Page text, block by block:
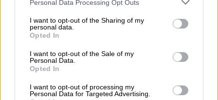
not limited to your visit or usage behaviour. You may click to
grant or deny consent to Google and its third-party tags to
use your data for below specified purposes in below Google
consent section.
Personal Data Processing Opt Outs
I want to opt-out of the Sharing of my
personal data.
Opted In
I want to opt-out of the Sale of my
Personal Data.
Opted In
I want to opt-out of processing my
Personal Data for Targeted Advertising.
Το FBI, το Γραφείο των ΗΠΑ για το Αλκοόλ,
τον Καπνό, τα Πυροβόλα Όπλα και τα
Εκρηκτικά και το γραφείο του εισαγγελέα
συνδράμουν την έρευνα, σύμφωνα με την
ανακοίνωση.
Δεν υπάρχει επιβεβαίωση για το τι οδήγησε